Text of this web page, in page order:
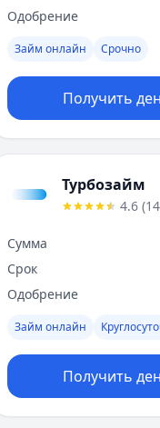
Одобрение
Займ онлайн Срочно
Получить
Турбозайм
4.6 (14
Сумма
Срок
Одобрение
Займ онлайн
Получить